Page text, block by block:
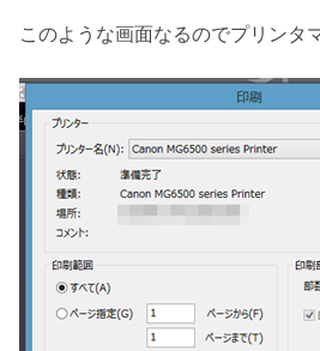
このような画面なるのでプリンタ